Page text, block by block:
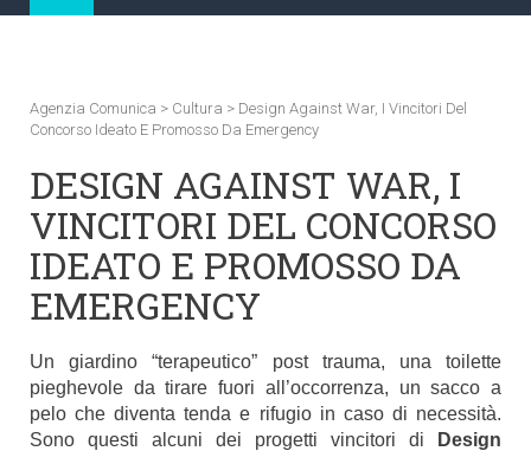
Agenzia Comunica > Cultura > Design Against War, I Vincitori Del
Concorso Ideato E Promosso Da Emergency
DESIGN AGAINST WAR, I
VINCITORI DEL CONCORSO
IDEATO E PROMOSSO DA
EMERGENCY
Un giardino “terapeutico” post trauma, una toilette
pieghevole da tirare fuori all’occorrenza, un sacco a
pelo che diventa tenda e rifugio in caso di necessità.
Sono questi alcuni dei progetti vincitori di
Design